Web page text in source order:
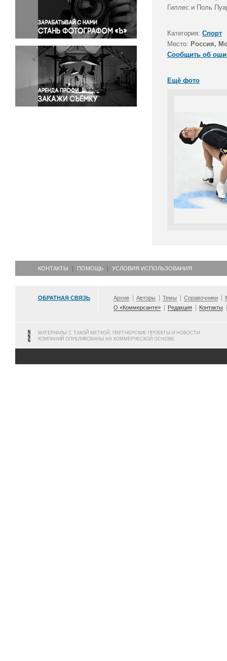
Правосудие
Происшествия и конфликты
Религия
Светская жизнь
Спорт
Экология
Экономика и бизнес
Гиллес и Поль
Категория: Спорт
Место: Россия,
Сообщить об
Ещё фото
КОНТАКТЫ ПОМОЩЬ УСЛОВИЯ ИСПОЛЬЗОВАНИЯ
ОБРАТНАЯ СВЯЗЬ Архив Авторы Темы Справочники
О «Коммерсанте»
Редакция Контакты
МАТЕРИАЛЫ С ТАКОЙ МЕТКОЙ, ПАРТНЕРСКИЕ ПРОЕКТЫ И НОВОСТИ
КОМПАНИЙ ОПУБЛИКОВАНЫ НА КОММЕРЧЕСКОЙ ОСНОВЕ